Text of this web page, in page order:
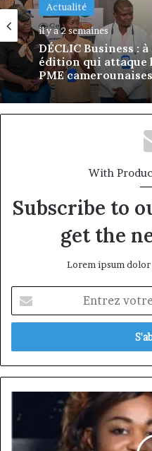
Initiative
29 juin 2026
ÉCLORE by
aider les
s’exprimer et
With
Subscribe to
get the
Lorem ipsum
votre
adresse
Béatrice
Founder